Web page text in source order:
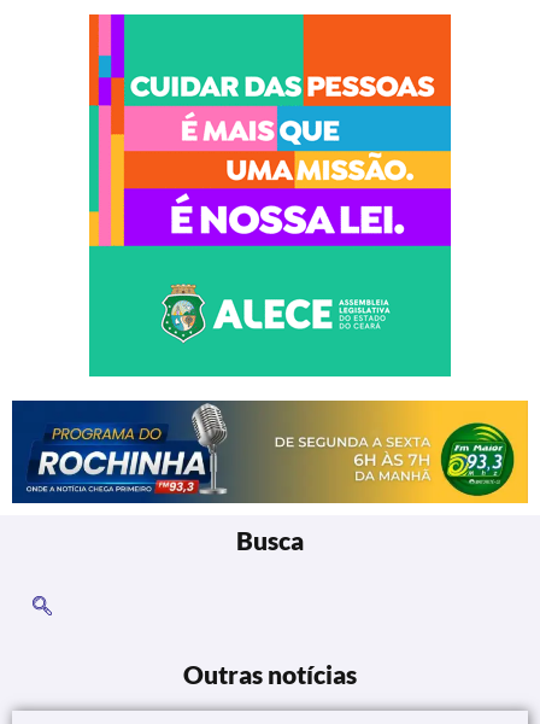
Busca
Outras notícias